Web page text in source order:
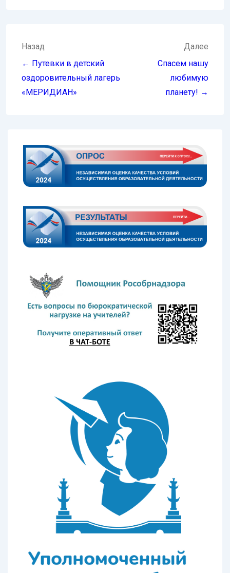
Навигация
по
записям
Назад
← Путевки в детский
оздоровительный лагерь
«МЕРИДИАН»
Далее
Спасем нашу
любимую
планету! →